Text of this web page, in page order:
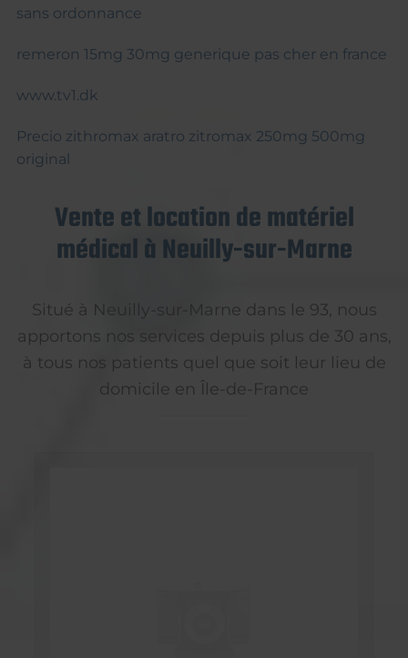
sans ordonnance
remeron 15mg 30mg generique pas cher en france
www.tv1.dk
Precio zithromax aratro zitromax 250mg 500mg
original
Vente et location de matériel
médical à Neuilly-sur-Marne
Situé à Neuilly-sur-Marne dans le 93, nous
apportons nos services depuis plus de 30 ans,
à tous nos patients quel que soit leur lieu de
domicile en Île-de-France